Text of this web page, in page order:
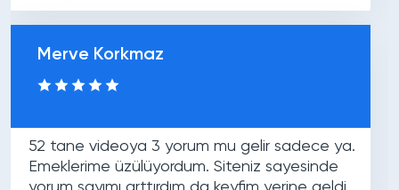
Merve Korkmaz
52 tane videoya 3 yorum mu gelir sadece ya.
Emeklerime üzülüyordum. Siteniz sayesinde